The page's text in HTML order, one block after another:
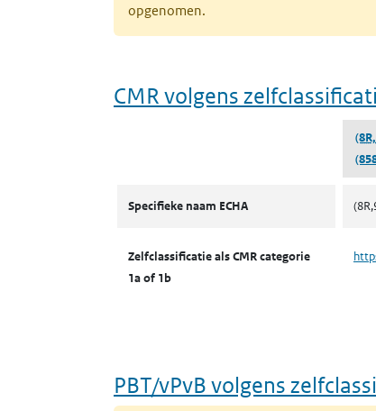
opgenomen.
CMR volgens
Specifieke naam ECHA
Zelfclassificatie als CMR categorie
1a of 1b
PBT/vPvB volgens